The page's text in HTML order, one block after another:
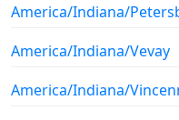
America/Indiana/
America/Indiana/Vevay
America/Indiana/